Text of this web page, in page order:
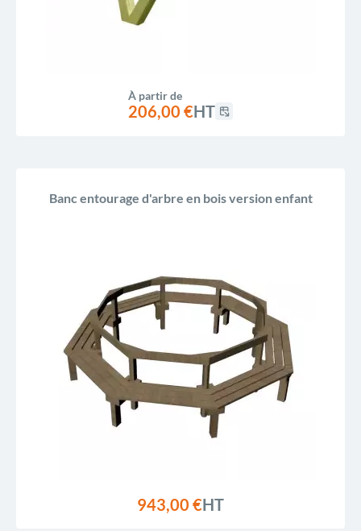
À partir de
206,00 €HT
Banc entourage d'arbre en bois version enfant
943,00 €HT